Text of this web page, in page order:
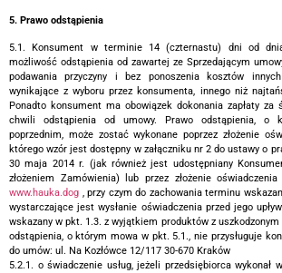
5. Prawo odstąpienia
5.1. Konsument w terminie 14 (czternastu) dni od
możliwość odstąpienia od zawartej ze Sprzedającym
podawania przyczyny i bez ponoszenia kosztów
wynikające z wyboru przez konsumenta, innego niż
Ponadto konsument ma obowiązek dokonania zapłaty za
chwili odstąpienia od umowy. Prawo odstąpienia, o
poprzednim, może zostać wykonane poprzez złożenie
którego wzór jest dostępny w załączniku nr 2 do ustawy o
30 maja 2014 r. (jak również jest udostępniany
złożeniem Zamówienia) lub przez złożenie
www.hauka.dog , przy czym do zachowania terminu
wystarczające jest wysłanie oświadczenia przed jego
wskazany w pkt. 1.3. z wyjątkiem produktów z
odstąpienia, o którym mowa w pkt. 5.1., nie przysługuje
do umów: ul. Na Kozłówce 12/117 30-670 Kraków
5.2.1. o świadczenie usług, jeżeli przedsiębiorca wykonał